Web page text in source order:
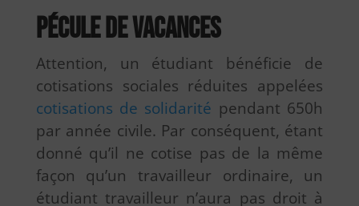
Pécule de vacances
Attention, un étudiant bénéficie de
cotisations sociales réduites appelées
cotisations de solidarité pendant 650h
par année civile. Par conséquent, étant
donné qu’il ne cotise pas de la même
façon qu’un travailleur ordinaire, un
étudiant travailleur n’aura pas droit à